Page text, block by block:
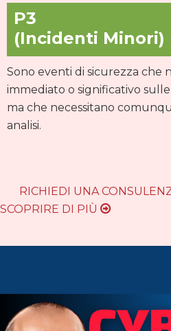
P3
(Incidenti Minori)
Sono eventi di sicurezza che
immediato o significativo
ma che necessitano
analisi.
RICHIEDI UNA
SCOPRIRE DI PIÙ